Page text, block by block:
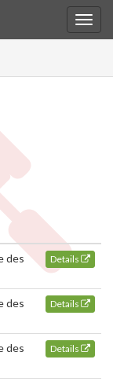
des
Details
des
Details
des
Details